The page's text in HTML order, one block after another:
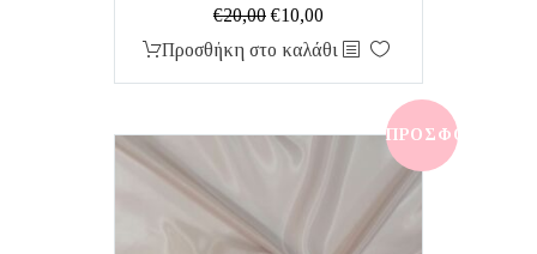
€20,00 Original
price
€10,00Η
τρέχουσα
€10,00.
Προσθήκη στο καλάθι
ΠΡΟΣΦΟΡΆ!